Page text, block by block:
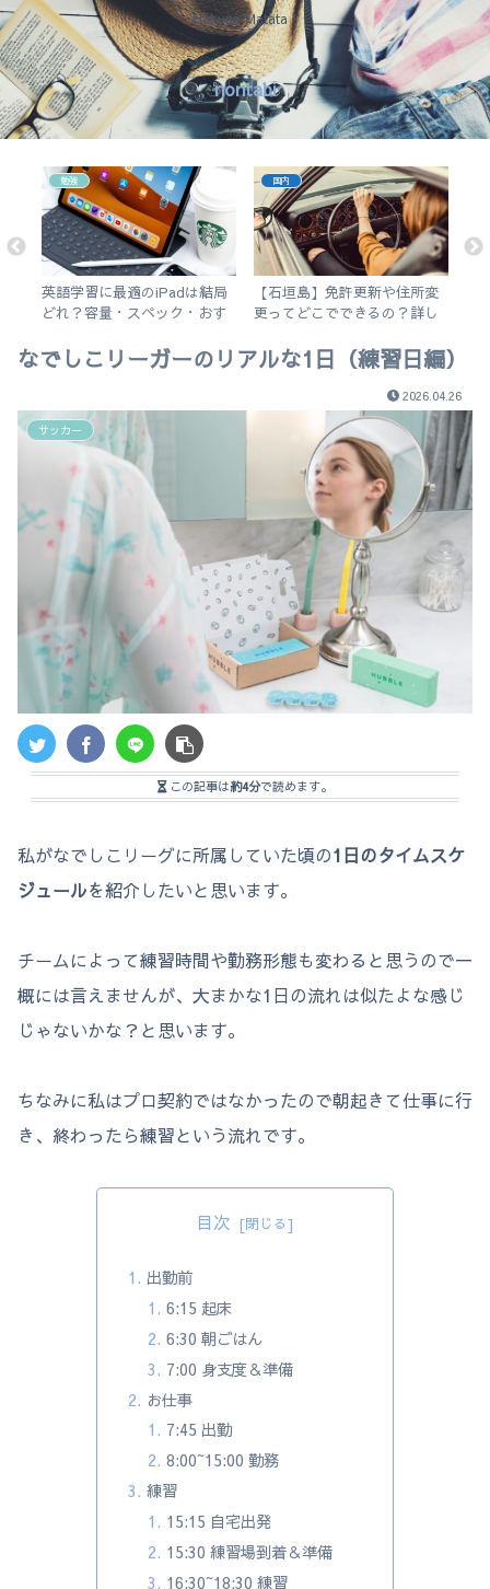
Hakuna Matata !
nontabi
勉強
英語学習に最適のiPadは結局
どれ？容量・スペック・おす
iPad 2019 vs iPad Air3】
国内
【石垣島】免許更新や住所変
更ってどこでできるの？詳し
なでしこリーガーのリアルな1日（練習日編）
2026.04.26
サッカー
この記事は約4分で読めます。
私がなでしこリーグに所属していた頃の1日のタイムスケ
ジュールを紹介したいと思います。
チームによって練習時間や勤務形態も変わると思うので一
概には言えませんが、大まかな1日の流れは似たよな感じ
じゃないかな？と思います。
ちなみに私はプロ契約ではなかったので朝起きて仕事に行
き、終わったら練習という流れです。
目次
出勤前
6:15 起床
6:30 朝ごはん
7:00 身支度＆準備
お仕事
7:45 出勤
8:00~15:00 勤務
練習
15:15 自宅出発
15:30 練習場到着＆準備
16:30~18:30 練習